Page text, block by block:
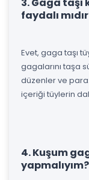
faydalı
Evet, gaga taşı
gagalarını taşa
düzenler ve
içeriği tüylerin
4. Kuşum
yapmalıyım?